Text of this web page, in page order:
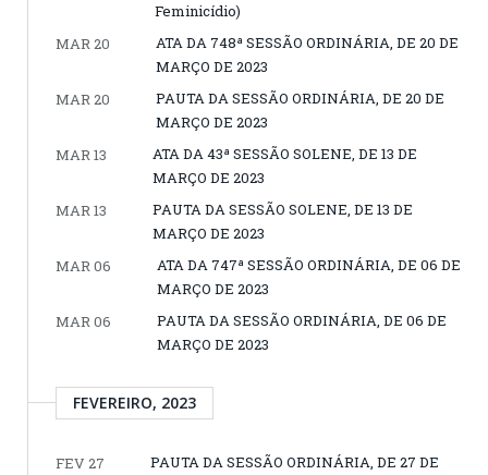
Feminicídio)
MAR 20
ATA DA 748ª SESSÃO ORDINÁRIA, DE 20 DE
MARÇO DE 2023
MAR 20
PAUTA DA SESSÃO ORDINÁRIA, DE 20 DE
MARÇO DE 2023
MAR 13
ATA DA 43ª SESSÃO SOLENE, DE 13 DE
MARÇO DE 2023
MAR 13
PAUTA DA SESSÃO SOLENE, DE 13 DE
MARÇO DE 2023
MAR 06
ATA DA 747ª SESSÃO ORDINÁRIA, DE 06 DE
MARÇO DE 2023
MAR 06
PAUTA DA SESSÃO ORDINÁRIA, DE 06 DE
MARÇO DE 2023
FEVEREIRO, 2023
FEV 27
PAUTA DA SESSÃO ORDINÁRIA, DE 27 DE